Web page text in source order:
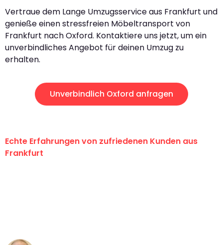
Vertraue dem Lange Umzugsservice aus Frankfurt und
genieße einen stressfreien Möbeltransport von
Frankfurt nach Oxford. Kontaktiere uns jetzt, um ein
unverbindliches Angebot für deinen Umzug zu
erhalten.
Unverbindlich Oxford anfragen
Echte Erfahrungen von zufriedenen Kunden aus
Frankfurt